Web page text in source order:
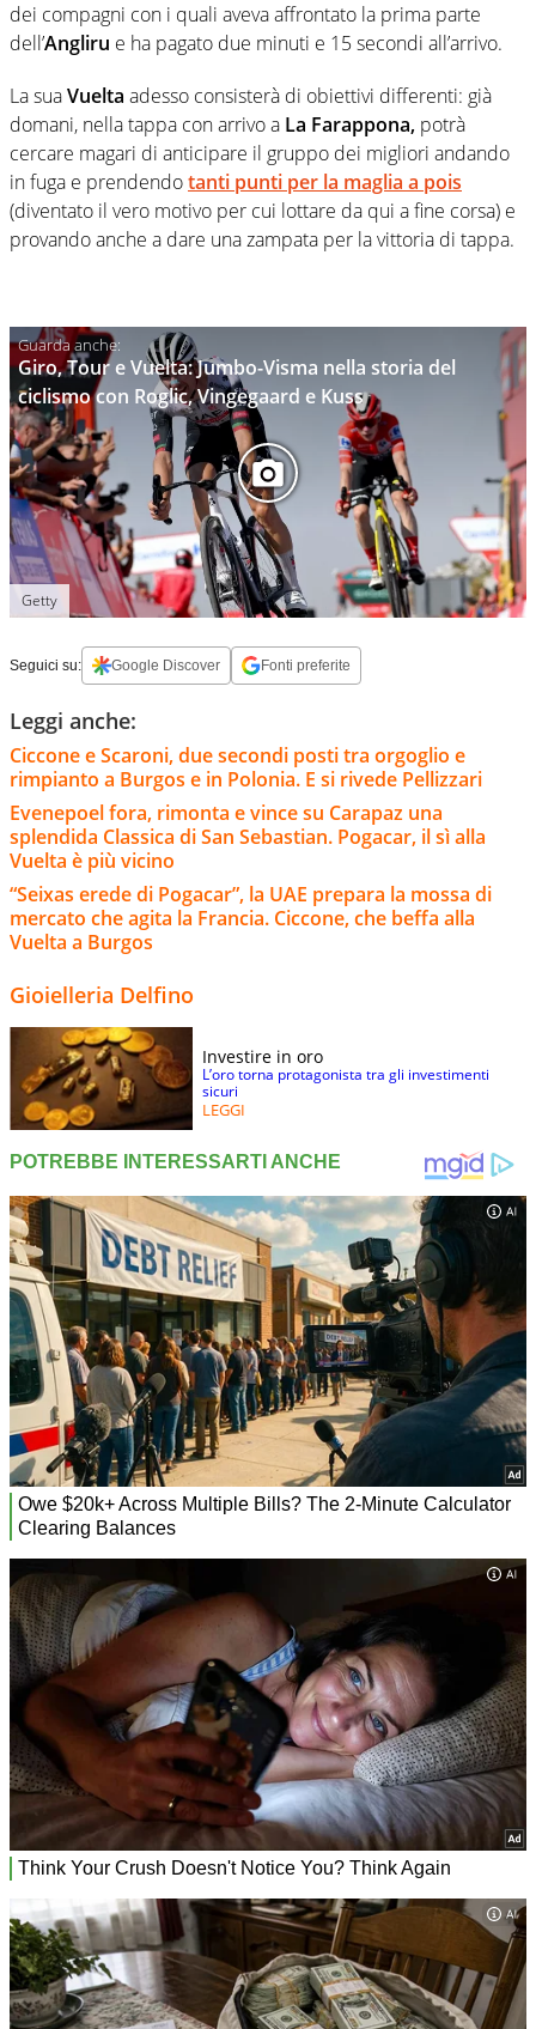
dei compagni con i quali aveva affrontato la prima parte
dell’Angliru e ha pagato due minuti e 15 secondi all’arrivo.
La suaVuelta adesso consisterà di obiettivi differenti: già
domani, nella tappa con arrivo a La Farappona, potrà
cercare magari di anticipare il gruppo dei migliori andando
in fuga e prendendotanti punti per la maglia a pois
(diventato il vero motivo per cui lottare da qui a fine corsa) e
provando anche a dare una zampata per la vittoria di tappa.
Giro, Tour e Vuelta: Jumbo-Visma nella storia del
ciclismo con Roglic, Vingegaard e Kuss
Getty
Seguici su: Google Discover Fonti preferite
Leggi anche:
Ciccone e Scaroni, due secondi posti tra orgoglio e
rimpianto a Burgos e in Polonia. E si rivede Pellizzari
Evenepoel fora, rimonta e vince su Carapaz una
splendida Classica di San Sebastian. Pogacar, il sì alla
Vuelta è più vicino
“Seixas erede di Pogacar”, la UAE prepara la mossa di
mercato che agita la Francia. Ciccone, che beffa alla
Vuelta a Burgos
Gioielleria Delfino
Investire in oro
L’oro torna protagonista tra gli investimenti
sicuri
LEGGI